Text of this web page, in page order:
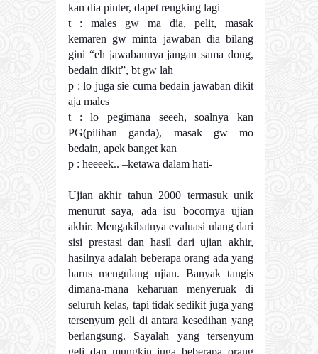
kan dia pinter, dapet rengking lagi
t : males gw ma dia, pelit, masak
kemaren gw minta jawaban dia bilang
gini “eh jawabannya jangan sama dong,
bedain dikit”, bt gw lah
p : lo juga sie cuma bedain jawaban dikit
aja males
t : lo pegimana seeeh, soalnya kan
PG(pilihan ganda), masak gw mo
bedain, apek banget kan
p : heeeek.. –ketawa dalam hati-
Ujian akhir tahun 2000 termasuk unik
menurut saya, ada isu bocornya ujian
akhir. Mengakibatnya evaluasi ulang dari
sisi prestasi dan hasil dari ujian akhir,
hasilnya adalah beberapa orang ada yang
harus mengulang ujian. Banyak tangis
dimana-mana keharuan menyeruak di
seluruh kelas, tapi tidak sedikit juga yang
tersenyum geli di antara kesedihan yang
berlangsung. Sayalah yang tersenyum
geli dan mungkin juga beberapa orang